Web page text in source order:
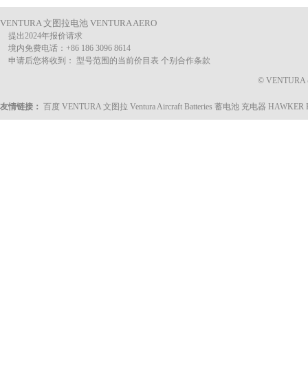
VENTURA 文图拉电池 VENTURA AERO
提出2024年报价请求
境内免费电话：+86 186 3096 8614
申请后您将收到： 型号范围的当前价目表 个别合作条款
© VENTURA
友情链接： 百度 VENTURA 文图拉 Ventura Aircraft Batteries 蓄电池 充电器 HAWKER